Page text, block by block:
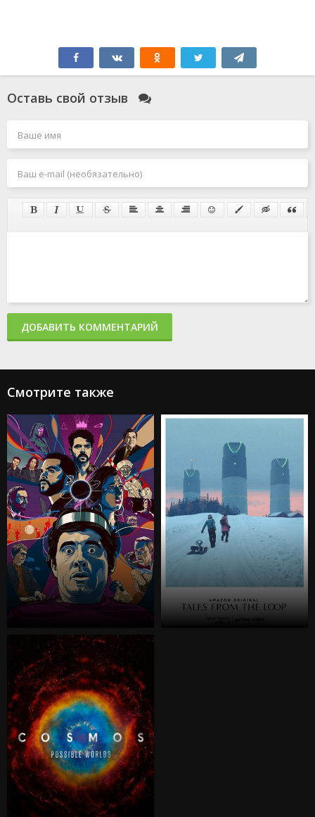
Оставь свой отзыв
ДОБАВИТЬ КОММЕНТАРИЙ
Смотрите также